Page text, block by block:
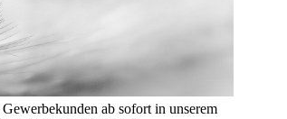
ab sofort in unserem